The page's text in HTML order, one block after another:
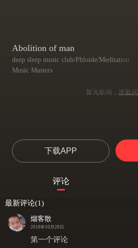
Abolition of man
deep sleep music club/Phloide/Meditation
Music Masters
暂无歌词， 求歌词
下载APP
评论
最新评论(1)
烟客散
2018年10月26日
第一个评论